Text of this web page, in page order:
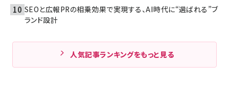
SEOと広報PRの相乗効果で実現する、AI時代に“選ばれる”ブ
ランド設計
人気記事ランキングをもっと見る